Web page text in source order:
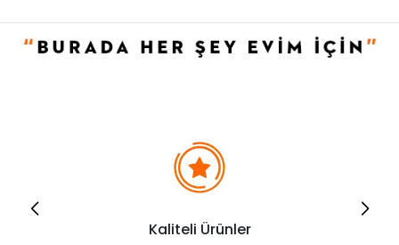
Kaliteli Ürünler